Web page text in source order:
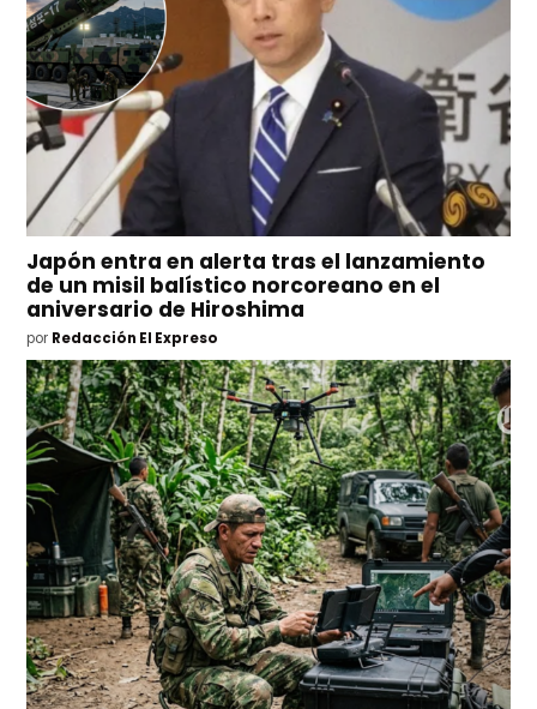
Japón entra en alerta tras el lanzamiento
de un misil balístico norcoreano en el
aniversario de Hiroshima
por Redacción El Expreso